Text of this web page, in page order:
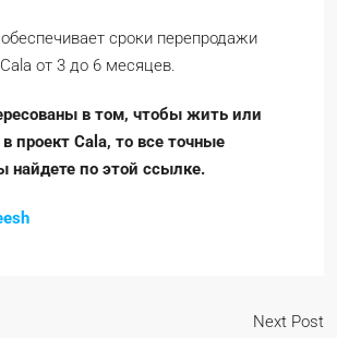
сроки перепродажи
от 3 до 6 месяцев.
в том, чтобы жить или
проект Cala, то все точные
найдете по этой ссылке.
Next Post